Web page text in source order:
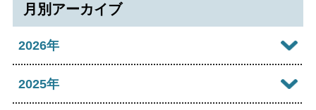
白
月別アーカイブ
2026年
2026年08月
2025年